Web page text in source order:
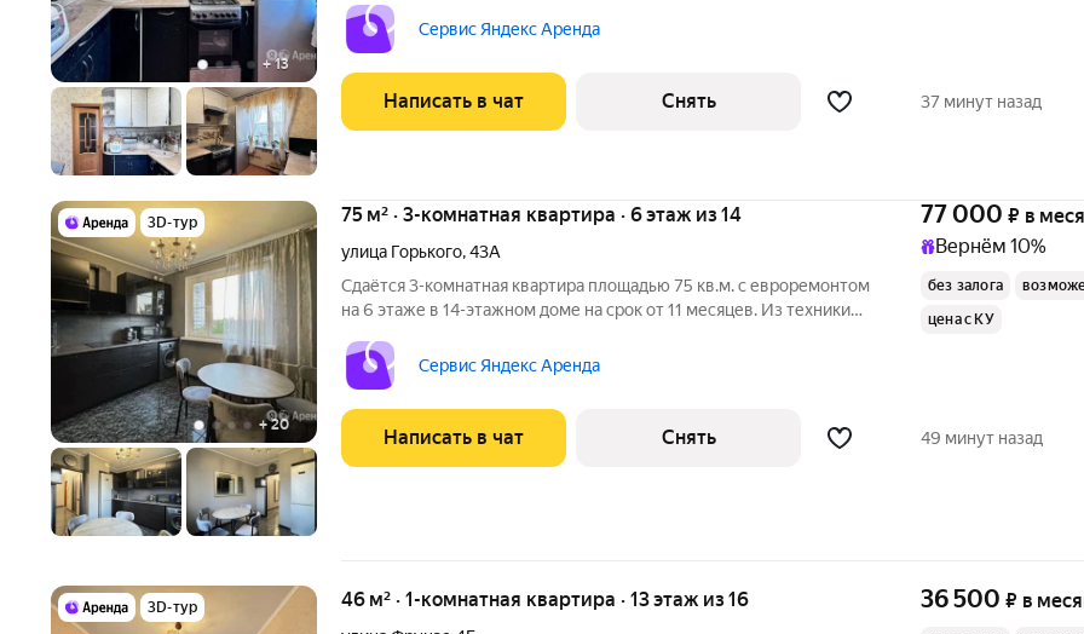
+13
Духовой шкаф Стиральная машина Холодильник Посудомоечная
машина
Сервис Яндекс Аренда
Написать в чат Снять 37 минут назад
3D-тур
+20
75 м² · 3-комнатная квартира · 6 этаж из 14
улица Горького,43А
Сдаётся 3-комнатная квартира площадью 75 кв.м. с евроремонтом
на 6 этаже в 14-этажном доме на срок от 11 месяцев. Из техники
Сервис Яндекс Аренда
77 000 ₽ в
Вернём 10%
без залога
цена с КУ
Написать в чат Снять 49 минут назад
3D-тур 46 м² · 1-комнатная квартира · 13 этаж из 16 36 500 ₽ в